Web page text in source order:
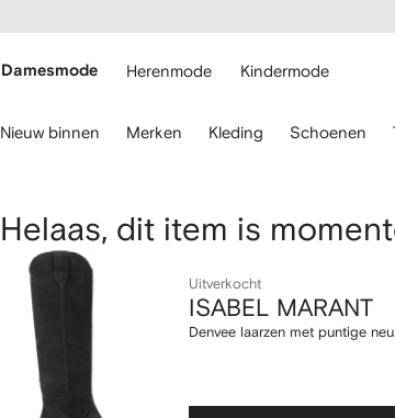
naar de
Damesmode Herenmode Kindermode
Nieuw binnen Merken Kleding Schoenen
ISABEL
MARANT
Denvee
laarzen
met
Helaas, dit item is
Uitverkocht
ISABEL MARANT
Denvee laarzen met puntige